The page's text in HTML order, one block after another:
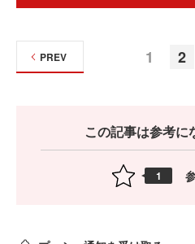
1 2
PREV
この記事は参考に
1